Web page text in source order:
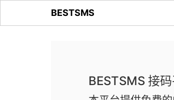
BESTSMS
BESTSMS 接